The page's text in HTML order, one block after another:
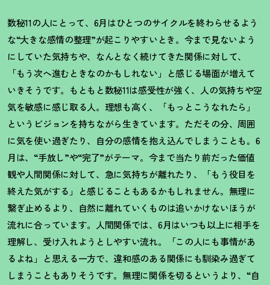
数秘11の人にとって、6月はひとつのサイクルを終わらせるよう
な“大きな感情の整理”が起こりやすいとき。今まで見ないよう
にしていた気持ちや、なんとなく続けてきた関係に対して、
「もう次へ進むときなのかもしれない」と感じる場面が増えて
いきそうです。もともと数秘11は感受性が強く、人の気持ちや空
気を敏感に感じ取る人。理想も高く、「もっとこうなれたら」
というビジョンを持ちながら生きています。ただその分、周囲
に気を使い過ぎたり、自分の感情を抱え込んでしまうことも。6
月は、“手放し”や“完了”がテーマ。今まで当たり前だった価値
観や人間関係に対して、急に気持ちが離れたり、「もう役目を
終えた気がする」と感じることもあるかもしれません。無理に
繋ぎ止めるより、自然に離れていくものは追いかけないほうが
流れに合っています。人間関係では、6月はいつも以上に相手を
理解し、受け入れようとしやすい流れ。「この人にも事情があ
るよね」と思える一方で、違和感のある関係にも馴染み過ぎて
しまうこともありそうです。無理に関係を切るというより、“自